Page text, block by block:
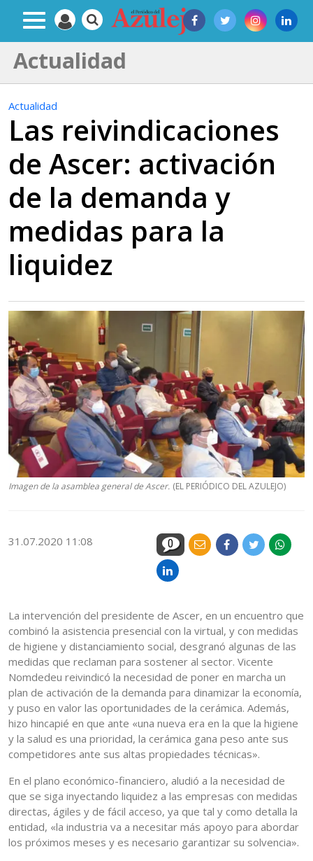
Actualidad
Actualidad
Las reivindicaciones
de Ascer: activación
de la demanda y
medidas para la
liquidez
Imagen de la asamblea general de Ascer. (EL PERIÓDICO DEL AZULEJO)
31.07.2020 11:08 0
La intervención del presidente de Ascer, en un encuentro que
combinó la asistencia presencial con la virtual, y con medidas
de higiene y distanciamiento social, desgranó algunas de las
medidas que reclaman para sostener al sector. Vicente
Nomdedeu reivindicó la necesidad de poner en marcha un
plan de activación de la demanda para dinamizar la economía,
y puso en valor las oportunidades de la cerámica. Además,
hizo hincapié en que ante «una nueva era en la que la higiene
y la salud es una prioridad, la cerámica gana peso ante sus
competidores ante sus altas propiedades técnicas».
En el plano económico-financiero, aludió a la necesidad de
que se siga inyectando liquidez a las empresas con medidas
directas, ágiles y de fácil acceso, ya que tal y como detalla la
entidad, «la industria va a necesitar más apoyo para abordar
los próximos meses y es necesario garantizar su solvencia».